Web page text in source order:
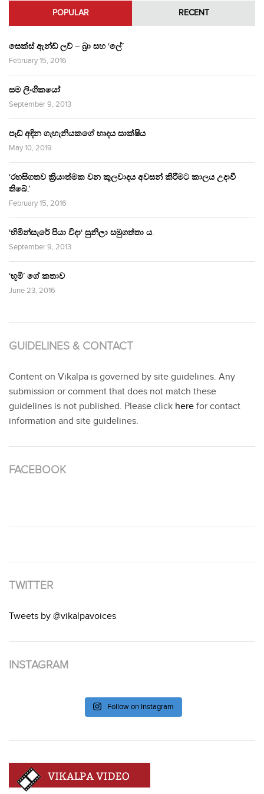
POPULAR RECENT
සෙක්ස් ඇන්ඩ් ලව් – බ්‍රා සහ ‘ලේ’
February 15, 2016
සම ලිංගිකයෝ
September 9, 2013
පෑඩ් අඳින ගැහැනියකගේ හෘදය සාක්ෂිය
May 10, 2019
‘රහසිගතව ක්‍රියාත්මක වන කුලවාදය අවසන් කිරීමට කාලය උදාවී
තිබේ.’
February 15, 2016
‘හිමින්සැරේ පියා විදා‘ සුනිලා සමුගත්තා ය.
September 9, 2013
‘භූමි’ ගේ කතාව
June 23, 2016
GUIDELINES & CONTACT
Content on Vikalpa is governed by site guidelines. Any
submission or comment that does not match these
guidelines is not published. Please click here for contact
information and site guidelines.
FACEBOOK
TWITTER
Tweets by @vikalpavoices
INSTAGRAM
Follow on Instagram